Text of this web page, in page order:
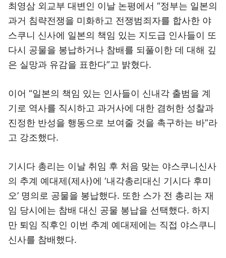
최영삼 외교부 대변인 이날 논평에서 “정부는 일본의
과거 침략전쟁을 미화하고 전쟁범죄자를 합사한 야
스쿠니 신사에 일본의 책임 있는 지도급 인사들이 또
다시 공물을 봉납하거나 참배를 되풀이한 데 대해 깊
은 실망과 유감을 표한다”고 밝혔다.
이어 “일본의 책임 있는 인사들이 신내각 출범을 계
기로 역사를 직시하고 과거사에 대한 겸허한 성찰과
진정한 반성을 행동으로 보여줄 것을 촉구하는 바”라
고 강조했다.
기시다 총리는 이날 취임 후 처음 맞는 야스쿠니신사
의 추계 예대제(제사)에 ‘내각총리대신 기시다 후미
오’ 명의로 공물을 봉납했다. 또한 스가 전 총리는 재
임 당시에는 참배 대신 공물 봉납을 선택했다. 하지
만 퇴임 직후인 이번 추계 예대제에는 직접 야스쿠니
신사를 참배했다.